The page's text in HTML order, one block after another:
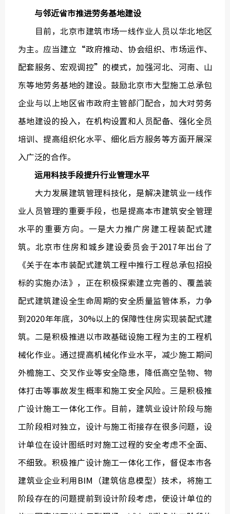
与邻近省市推进劳务基地建设
目前，北京市建筑市场一线作业人员以华北地区
为主。应当建立“政府推动、协会组织、市场运作、
配套服务、宏观调控”的模式，加强河北、河南、山
东等地劳务基地的建设。鼓励北京市大型施工总承包
企业与以上地区省市政府主管部门配合，加大对劳务
基地建设的投入，在机构设置和人员配备、强化全员
培训、提高组织化水平、细化后方服务等方面开展深
入广泛的合作。
运用科技手段提升行业管理水平
大力发展建筑管理科技化，是解决建筑业一线作
业人员管理的重要手段，也是提高本市建筑安全管理
水平的重要方向。一是大力推广房建工程装配式建
筑。北京市住房和城乡建设委员会于2017年出台了
《关于在本市装配式建筑工程中推行工程总承包招投
标的实施办法》，正在积极探索建立完善的、覆盖装
配式建筑建设全生命周期的安全质量监管体系，力争
到2020年年底，30%以上的保障性住房实现装配式建
筑。二是积极推进以市政基础设施工程为主的工程机
械化作业。通过提高机械化作业水平，减少施工期间
外檐施工、交叉作业等安全隐患，降低高空坠物、物
体打击等事故发生概率和施工安全风险。三是积极推
广设计施工一体化工作。目前，建筑业设计阶段与施
工阶段相对独立，设计与施工衔接存在很多问题，设
计单位在设计图纸时对施工过程的安全考虑不全面、
不细致。积极推广设计施工一体化工作，督促本市各
建筑业企业利用BIM（建筑信息模型）技术，将施工
阶段存在的问题提前到设计阶段考虑，使设计单位的